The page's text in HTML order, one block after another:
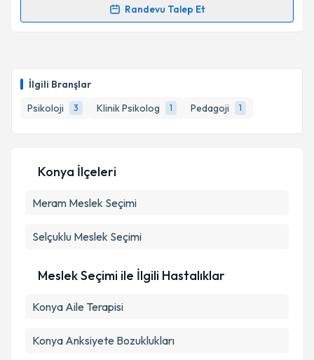
İlgili Branşlar
Psikoloji
3 Klinik Psikolog 1 Pedagoji 1
kapsamda işlenmesini kabul ediyorum.
Randevu Talep Et
Randevu Takvimi Talebi
için bir takvim hazırlandığında e-posta ile
bilgilendireceğiz.
E-posta Adresiniz
Kişisel verilerimin işlenmesine ilişkin
kapsamda işlenmesini kabul ediyorum.
Takvim Talebini Gönder
Konya İlçeleri
Meram Meslek Seçimi
Selçuklu Meslek Seçimi
Meslek Seçimi ile İlgili Hastalıklar
Konya Aile Terapisi
Konya Anksiyete Bozuklukları